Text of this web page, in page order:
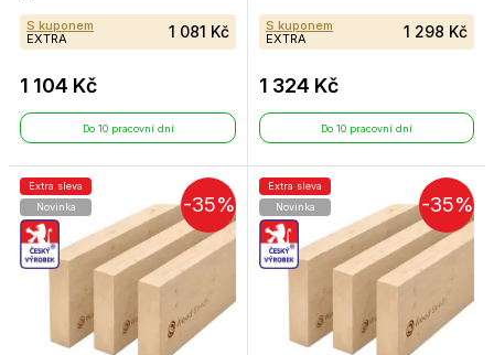
S kuponem
EXTRA
1 081 Kč
1 104 Kč
Do 10 pracovní dní
S kuponem
EXTRA
1 298 Kč
1 324 Kč
Do 10 pracovní dní
-35%
Extra sleva
Novinka
-35%
Extra sleva
Novinka